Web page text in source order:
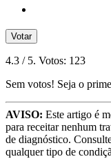
Votar
4.3 / 5. Votos: 123
Sem votos! Seja o
AVISO: Este artigo é
para receitar nenhum
de diagnóstico.
qualquer tipo de